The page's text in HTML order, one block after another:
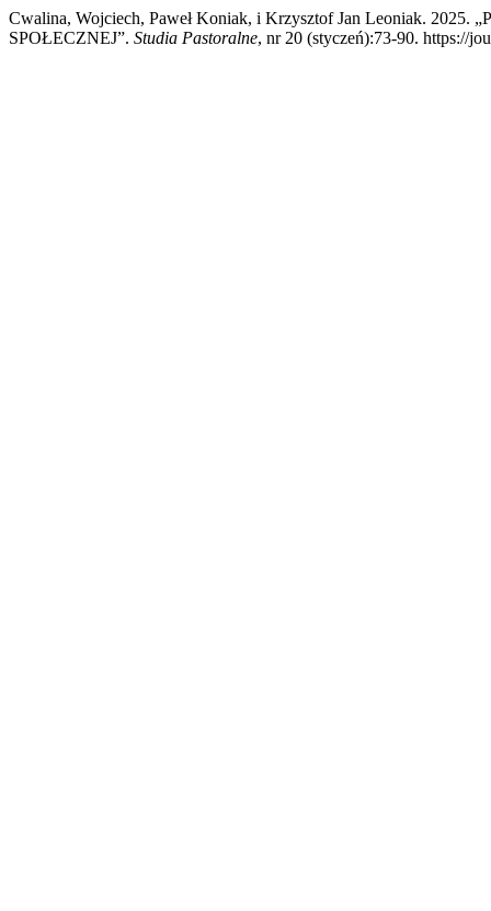
Cwalina, Wojciech, Paweł Koniak, i Krzysztof Jan Leoniak.
SPOŁECZNEJ”. Studia Pastoralne, nr 20 (styczeń):73-90. https://